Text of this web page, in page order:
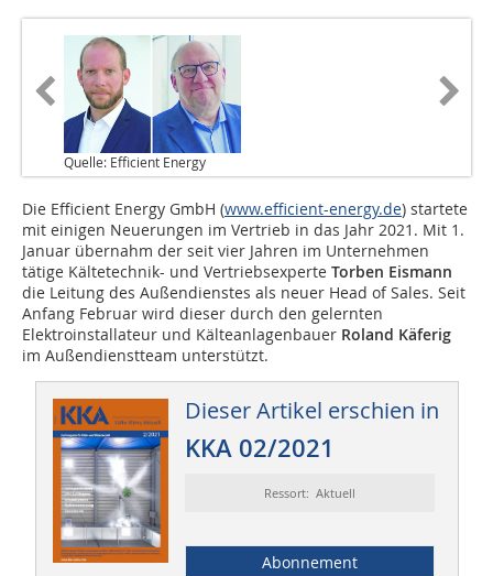
Quelle: Efficient Energy
Die Efficient Energy GmbH (www.efficient-energy.de) startete
mit einigen Neuerungen im Vertrieb in das Jahr 2021. Mit 1.
Januar übernahm der seit vier Jahren im Unternehmen
tätige Kältetechnik- und Vertriebsexperte Torben Eismann
die Leitung des Außendienstes als neuer Head of Sales. Seit
Anfang Februar wird dieser durch den gelernten
Elektroinstallateur und Kälteanlagenbauer Roland Käferig
im Außendienstteam unterstützt.
Dieser Artikel erschien in
KKA 02/2021
Ressort: Aktuell
Abonnement